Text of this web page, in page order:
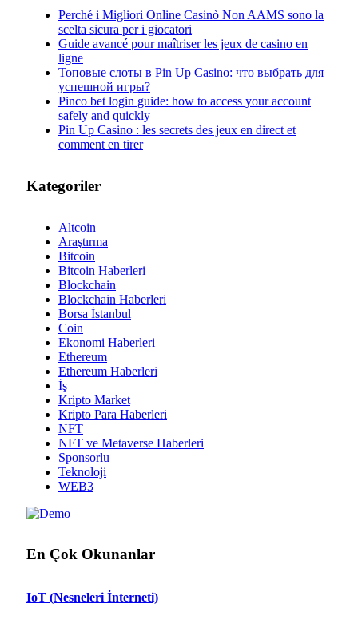
Perché i Migliori Online Casinò Non AAMS sono la
scelta sicura per i giocatori
Guide avancé pour maîtriser les jeux de casino en
ligne
Топовые слоты в Pin Up Casino: что выбрать для
успешной игры?
Pinco bet login guide: how to access your account
safely and quickly
Pin Up Casino : les secrets des jeux en direct et
comment en tirer
Kategoriler
Altcoin
Araştırma
Bitcoin
Bitcoin Haberleri
Blockchain
Blockchain Haberleri
Borsa İstanbul
Coin
Ekonomi Haberleri
Ethereum
Ethereum Haberleri
İş
Kripto Market
Kripto Para Haberleri
NFT
NFT ve Metaverse Haberleri
Sponsorlu
Teknoloji
WEB3
En Çok Okunanlar
IoT (Nesneleri İnterneti)